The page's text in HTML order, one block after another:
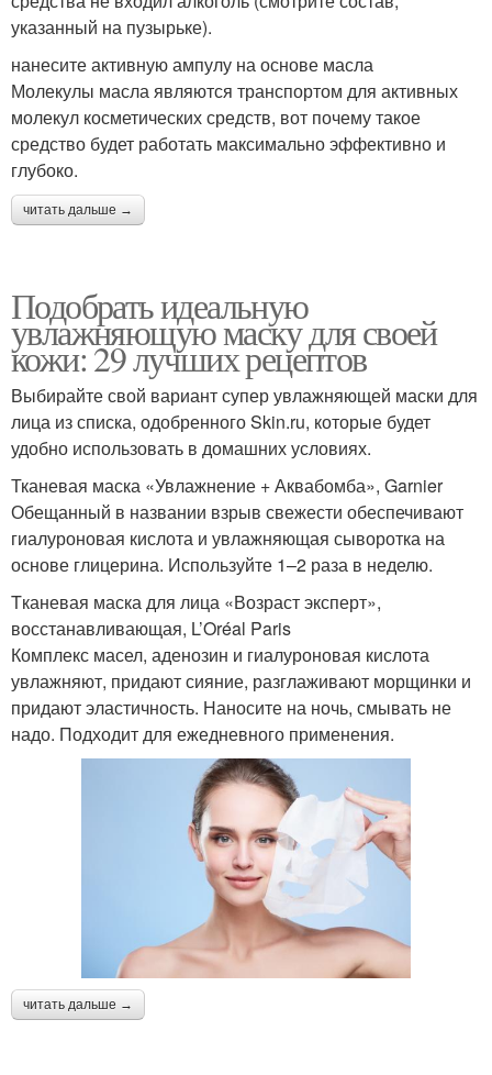
указанный на пузырьке).
нанесите активную ампулу на основе масла
Молекулы масла являются транспортом для активных
молекул косметических средств, вот почему такое
средство будет работать максимально эффективно и
глубоко.
читать дальше →
Подобрать идеальную
увлажняющую маску для своей
кожи: 29 лучших рецептов
Выбирайте свой вариант супер увлажняющей маски для
лица из списка, одобренного Skin.ru, которые будет
удобно использовать в домашних условиях.
Тканевая маска «Увлажнение + Аквабомба», Garnier
Обещанный в названии взрыв свежести обеспечивают
гиалуроновая кислота и увлажняющая сыворотка на
основе глицерина. Используйте 1–2 раза в неделю.
Tканевая маска для лица «Возраст эксперт»,
восстанавливающая, L’Oréal Paris
Комплекс масел, аденозин и гиалуроновая кислота
увлажняют, придают сияние, разглаживают морщинки и
придают эластичность. Наносите на ночь, смывать не
надо. Подходит для ежедневного применения.
читать дальше →